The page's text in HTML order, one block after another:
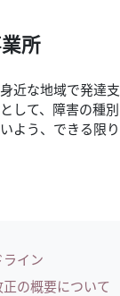
所
近な地域で発達
して、障害の種
よう、できる限
イン
の概要について